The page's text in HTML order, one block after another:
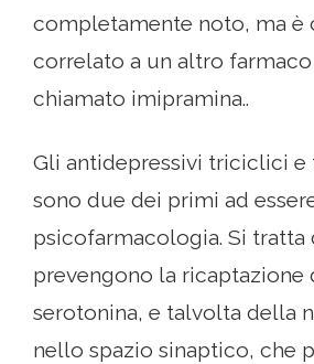
completamente noto, ma è
correlato a un altro
chiamato imipramina..
Gli antidepressivi triciclici
sono due dei primi ad
psicofarmacologia. Si tratta
prevengono la ricaptazione
serotonina, e talvolta della
nello spazio sinaptico, che